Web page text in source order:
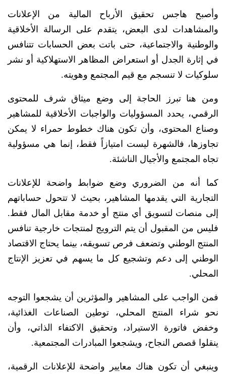
وأصبح هاجس تحقيق الأرباح المالية من الإعلانات
والمشاهدات لدى البعض، يتقدم على الرسالة الأخلاقية
والوطنية والاجتماعية، حتى باتت بعض الحسابات تتنافس
في إثارة الجدل أو استعراض المظاهر الاستهلاكية أو نشر
سلوكيات لا تنسجم مع قيم المجتمع وهويته.
ومن هنا تبرز الحاجة إلى وضع ميثاق شرف للمحتوى
الرقمي، يحدد المسؤوليات والواجبات الأخلاقية للمشاهير
وصناع المحتوى، وأن تكون هناك خطوط حمراء لا يمكن
تجاوزها، فالشهرة ليست امتيازاً فقط، إنما هي مسؤولية
تجاه المجتمع والأجيال الناشئة.
كما أنه من الضروري وضع ضوابط واضحة للإعلانات
التجارية التي يقدمها المشاهير، بحيث لا تتحول حساباتهم
إلى منصات لتسويق أي منتج أو خدمة مقابل المال فقط.
فليس من المقبول أن يتم الترويج لمنتجات خارجية تنافس
المنتج الوطني وتضعف فرص تسويقه، بينما يحتاج الاقتصاد
الوطني إلى دعم وتشجيع كل ما يسهم في تعزيز الإنتاج
المحلي.
فمن الواجب على المشاهير والمؤثرين أن يشجعوا التوجه
نحو شراء المنتج المحلي، توطين الصناعات الغذائية،
وخفض فاتورة الاستيراد، وتحقيق الاكتفاء الذاتي، وأن
ينقلوا قصص النجاح، ويشجعوا المبادرات المجتمعية.
وينبغي أن تكون هناك معايير واضحة للإعلانات الرقمية،